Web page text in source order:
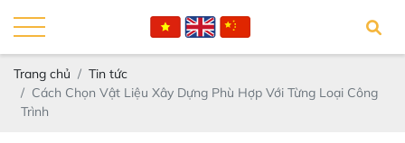
Trang chủ
Tin tức
Cách Chọn Vật Liệu Xây Dựng Phù Hợp Với Từng Loại Công
Trình